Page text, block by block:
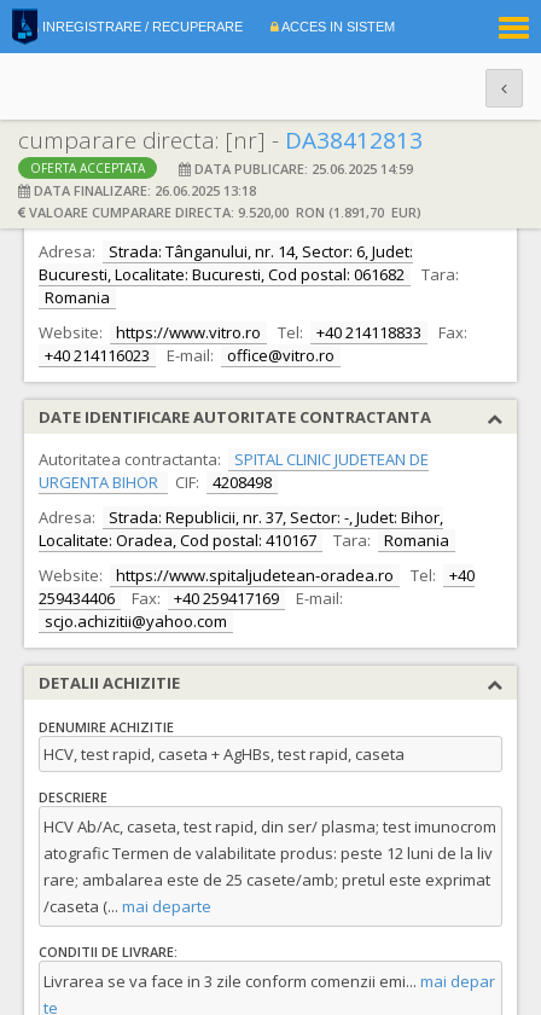
INREGISTRARE / RECUPERARE ACCES IN SISTEM
cumparare directa: [nr] - DA38412813
OFERTA ACCEPTATA
DATA PUBLICARE: 25.06.2025 14:59
DATA FINALIZARE: 26.06.2025 13:18
VALOARE CUMPARARE DIRECTA: 9.520,00 RON (1.891,70 EUR)
DATE IDENTIFICARE OFERTANT
Ofertant: S.C. VitroBioChem S.R.L. CIF: 13794965
Adresa:
Strada: Tânganului, nr. 14, Sector: 6, Judet:
Bucuresti, Localitate: Bucuresti, Cod postal: 061682
Tara:
Romania
Website:
https://www.vitro.ro Tel: +40 214118833
Fax:
+40 214116023
E-mail: office@vitro.ro
DATE IDENTIFICARE AUTORITATE CONTRACTANTA
Autoritatea contractanta:
SPITAL CLINIC JUDETEAN DE
URGENTA BIHOR
CIF:
4208498
Adresa:
Strada: Republicii, nr. 37, Sector: -, Judet: Bihor,
Localitate: Oradea, Cod postal: 410167
Tara:
Romania
Website:
https://www.spitaljudetean-oradea.ro Tel:
+40
259434406
Fax: +40 259417169
E-mail:
scjo.achizitii@yahoo.com
DETALII ACHIZITIE
DENUMIRE ACHIZITIE
HCV, test rapid, caseta + AgHBs, test rapid, caseta
DESCRIERE
HCV Ab/Ac, caseta, test rapid, din ser/ plasma; test imunocrom
atografic Termen de valabilitate produs: peste 12 luni de la liv
rare; ambalarea este de 25 casete/amb; pretul este exprimat
/caseta (... mai departe
CONDITII DE LIVRARE:
Livrarea se va face in 3 zile conform comenzii emi... mai depar
te